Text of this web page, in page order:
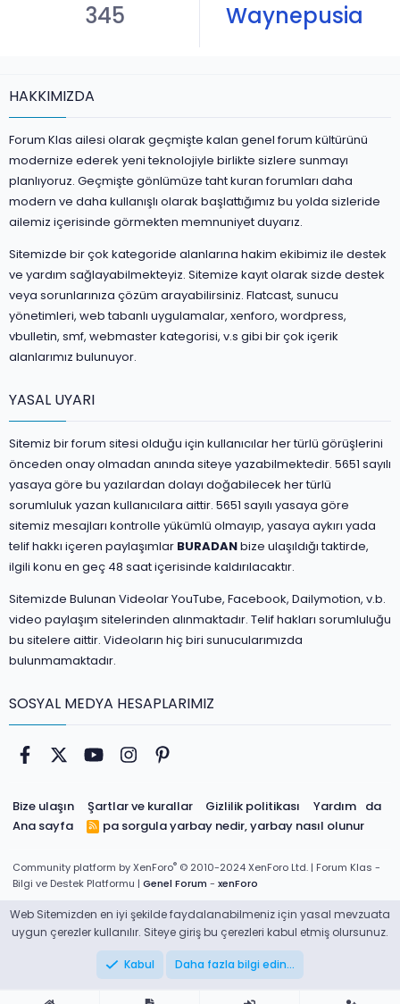
345 Waynepusia
HAKKIMIZDA
Forum Klas ailesi olarak geçmişte kalan genel forum kültürünü
modernize ederek yeni teknolojiyle birlikte sizlere sunmayı
planlıyoruz. Geçmişte gönlümüze taht kuran forumları daha
modern ve daha kullanışlı olarak başlattığımız bu yolda sizleride
ailemiz içerisinde görmekten memnuniyet duyarız.
Sitemizde bir çok kategoride alanlarına hakim ekibimiz ile destek
ve yardım sağlayabilmekteyiz. Sitemize kayıt olarak sizde destek
veya sorunlarınıza çözüm arayabilirsiniz. Flatcast, sunucu
yönetimleri, web tabanlı uygulamalar, xenforo, wordpress,
vbulletin, smf, webmaster kategorisi, v.s gibi bir çok içerik
alanlarımız bulunuyor.
YASAL UYARI
Sitemiz bir forum sitesi olduğu için kullanıcılar her türlü görüşlerini
önceden onay olmadan anında siteye yazabilmektedir. 5651 sayılı
yasaya göre bu yazılardan dolayı doğabilecek her türlü
sorumluluk yazan kullanıcılara aittir. 5651 sayılı yasaya göre
sitemiz mesajları kontrolle yükümlü olmayıp, yasaya aykırı yada
telif hakkı içeren paylaşımlar BURADANbize ulaşıldığı taktirde,
ilgili konu en geç 48 saat içerisinde kaldırılacaktır.
Sitemizde Bulunan Videolar YouTube, Facebook, Dailymotion, v.b.
video paylaşım sitelerinden alınmaktadır. Telif hakları sorumluluğu
bu sitelere aittir. Videoların hiç biri sunucularımızda
bulunmamaktadır.
SOSYAL MEDYA HESAPLARIMIZ
Facebook
Twitter youtubeInstagram
Bize ulaşın Şartlar ve kurallar Gizlilik politikası
Yardım
Ana sayfa
da
pa sorgulayarbay nedir, yarbay nasıl olunur
R
S
Community platform by XenForo® © 2010-2024 XenForo Ltd. | Forum Klas -
Bilgi ve Destek Platformu | Genel Forum - xenForo
Web Sitemizden en iyi şekilde faydalanabilmeniz için yasal mevzuata
uygun çerezler kullanılır. Siteye giriş bu çerezleri kabul etmiş olursunuz.
Kabul Daha fazla bilgi edin…